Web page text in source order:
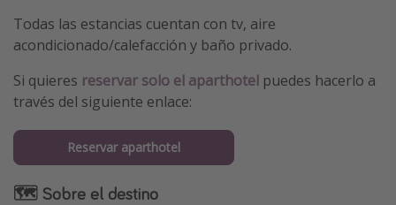
Todas las estancias cuentan con tv, aire
acondicionado/calefacción y baño privado.
Si quieres reservar solo el aparthotel puedes hacerlo a
través del siguiente enlace:
Reservar aparthotel
🗺 Sobre el destino